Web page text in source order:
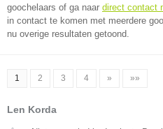
goochelaars of ga naar direct contact
in contact te komen met meerdere
nu overige resultaten getoond.
1 2 3 4 » »»
Len Korda